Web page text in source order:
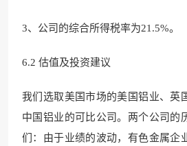
3、公司的综合所得税率为21.5%。
6.2 估值及投资建议
我们选取美国市场的美国铝业、英
中国铝业的可比公司。两个公司的
们：由于业绩的波动，有色金属企